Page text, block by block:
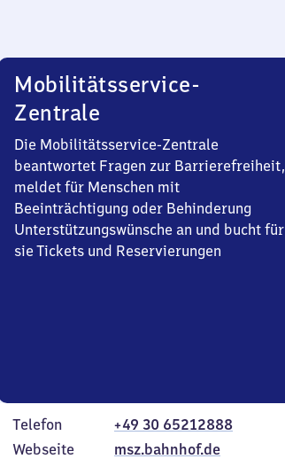
Mobilitätsservice-
Zentrale
Die Mobilitätsservice-Zentrale
beantwortet Fragen zur Barrierefreiheit,
meldet für Menschen mit
Beeinträchtigung oder Behinderung
Unterstützungswünsche an und bucht für
sie Tickets und Reservierungen
Telefon
+49 30 65212888
Webseite
msz.bahnhof.de